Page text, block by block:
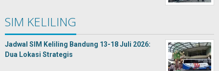
SIM KELILING
Jadwal SIM Keliling Bandung 13-18 Juli 2026:
Dua Lokasi Strategis